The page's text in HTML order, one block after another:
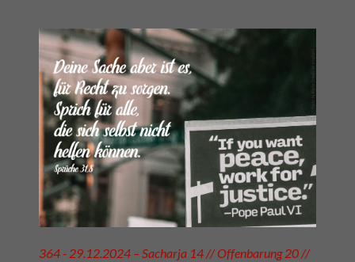
364 - 29.12.2024 – Sacharja 14 // Offenbarung 20 //